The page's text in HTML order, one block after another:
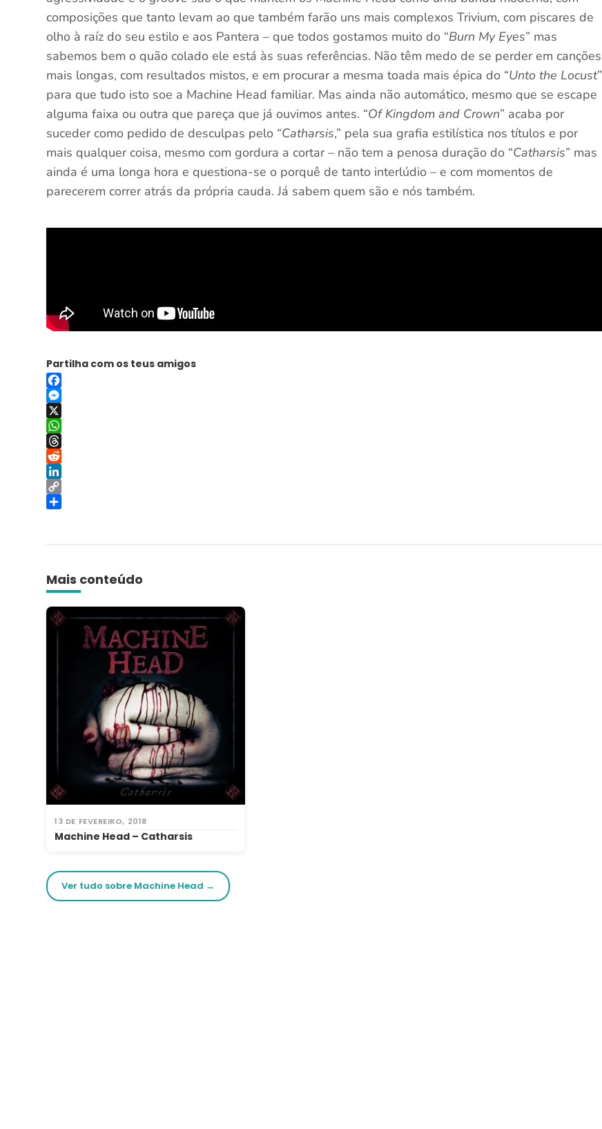
composições que tanto levam ao que também farão uns mais complexos Trivium, com piscares de
olho à raíz do seu estilo e aos Pantera – que todos gostamos muito do “Burn My Eyes” mas
sabemos bem o quão colado ele está às suas referências. Não têm medo de se perder em canções
mais longas, com resultados mistos, e em procurar a mesma toada mais épica do “Unto the Locust”
para que tudo isto soe a Machine Head familiar. Mas ainda não automático, mesmo que se escape
alguma faixa ou outra que pareça que já ouvimos antes. “Of Kingdom and Crown” acaba por
suceder como pedido de desculpas pelo “Catharsis,” pela sua grafia estilística nos títulos e por
mais qualquer coisa, mesmo com gordura a cortar – não tem a penosa duração do “Catharsis” mas
ainda é uma longa hora e questiona-se o porquê de tanto interlúdio – e com momentos de
parecerem correr atrás da própria cauda. Já sabem quem são e nós também.
Partilha com os teus amigos
Facebook
Messenger
X
WhatsApp
Threads
Reddit
LinkedIn
Copy
Mais conteúdo
13 DE FEVEREIRO, 2018
Machine Head – Catharsis
Ver tudo sobre Machine Head →